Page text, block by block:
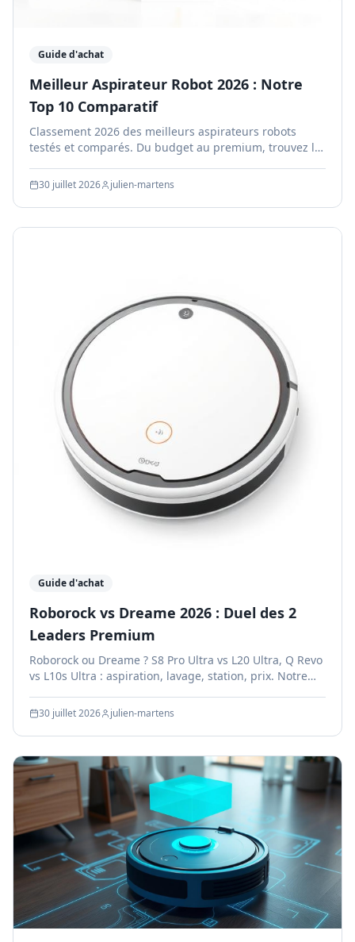
Guide d'achat
Meilleur Aspirateur Robot 2026 : Notre
Top 10 Comparatif
Classement 2026 des meilleurs aspirateurs robots
testés et comparés. Du budget au premium, trouvez le
30 juillet 2026 julien-martens
Guide d'achat
Roborock vs Dreame 2026 : Duel des 2
Leaders Premium
Roborock ou Dreame ? S8 Pro Ultra vs L20 Ultra, Q Revo
vs L10s Ultra : aspiration, lavage, station, prix. Notre
30 juillet 2026 julien-martens